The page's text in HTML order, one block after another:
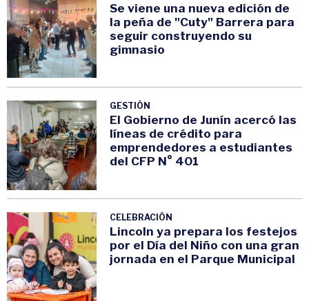
Se viene una nueva edición de
la peña de "Cuty" Barrera para
seguir construyendo su
gimnasio
GESTIÓN
El Gobierno de Junín acercó las
líneas de crédito para
emprendedores a estudiantes
del CFP N° 401
CELEBRACIÓN
Lincoln ya prepara los festejos
por el Día del Niño con una gran
jornada en el Parque Municipal